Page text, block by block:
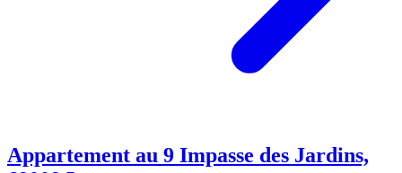
Appartement au 9 Impasse des Jardins,